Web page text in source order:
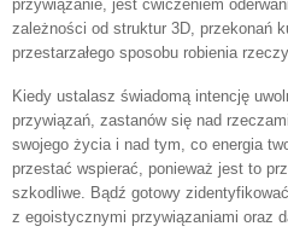
przywiązanie, jest ćwiczeniem
zależności od struktur 3D, przekonań
przestarzałego sposobu robienia
Kiedy ustalasz świadomą intencję
przywiązań, zastanów się nad
swojego życia i nad tym, co energia
przestać wspierać, ponieważ jest to
szkodliwe. Bądź gotowy
z egoistycznymi przywiązaniami oraz